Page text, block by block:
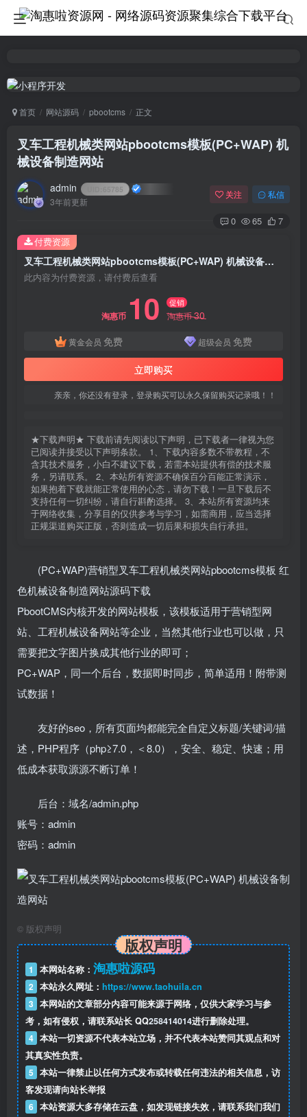
首页 网站源码 pbootcms 正文
叉车工程机械类网站pbootcms模板(PC+WAP) 机
械设备制造网站
admin 65785
3年前更新
关注 私信
0 65 7
叉车工程机械类网站pbootcms模板(PC+WAP) 机械设备制造网站
此内容为付费资源，请付费后查看
淘惠币 10 促销
淘惠币30
黄金会员 免费 超级会员 免费
立即购买
亲亲，你还没有登录，登录购买可以永久保留购买记录哦！！
★下载声明★ 下载前请先阅读以下声明，已下载者一律视为您
已阅读并接受以下声明条款。 1、下载内容多数不带教程，不
含其技术服务，小白不建议下载，若需本站提供有偿的技术服
务，另请联系。 2、本站所有资源不确保百分百能正常演示，
如果抱着下载就能正常使用的心态，请勿下载！一旦下载后不
支持任何一切纠纷，请自行斟酌选择。 3、本站所有资源均来
于网络收集，分享目的仅供参考与学习，如需商用，应当选择
正规渠道购买正版，否则造成一切后果和损失自行承担。
付费资源
(PC+WAP)营销型叉车工程机械类网站pbootcms模板 红
色机械设备制造网站源码下载
PbootCMS内核开发的网站模板，该模板适用于营销型网
站、工程机械设备网站等企业，当然其他行业也可以做，只
需要把文字图片换成其他行业的即可；
PC+WAP，同一个后台，数据即时同步，简单适用！附带测
试数据！
友好的seo，所有页面均都能完全自定义标题/关键词/描
述，PHP程序（php≥7.0，＜8.0），安全、稳定、快速；用
低成本获取源源不断订单！
后台：域名/admin.php
账号：admin
密码：admin
© 版权声明
版权声明
1 本网站名称： 淘惠啦源码
2 本站永久网址： https://www.taohuila.cn
3 本网站的文章部分内容可能来源于网络，仅供大家学习与参
考，如有侵权，请联系站长 QQ258414014进行删除处理。
4 本站一切资源不代表本站立场，并不代表本站赞同其观点和对
其真实性负责。
5 本站一律禁止以任何方式发布或转载任何违法的相关信息，访
客发现请向站长举报
6 本站资源大多存储在云盘，如发现链接失效，请联系我们我们